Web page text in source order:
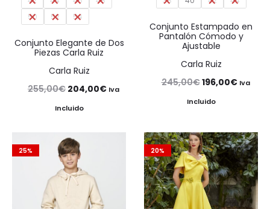
50
52 54
Conjunto Elegante de Dos
Piezas Carla Ruiz
Carla Ruiz
255,00€ El
precio
era:
255,00€.
204,00€El
204,00€.
Iva
Incluido
Conjunto Estampado en
Pantalón Cómodo y
Ajustable
Carla Ruiz
245,00€El
precio
era:
245,00€.
196,00€El
es:
Iva
Incluido
25% 20%